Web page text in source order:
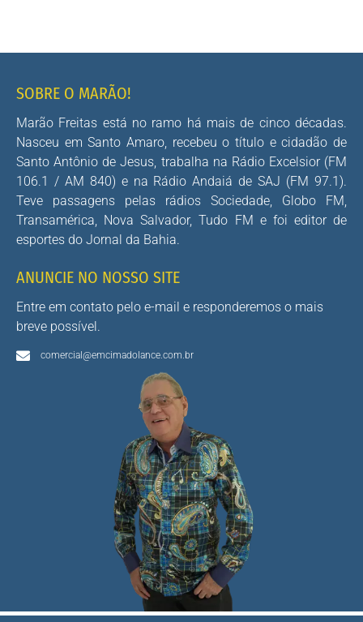
SOBRE O MARÃO!
Marão Freitas está no ramo há mais de cinco décadas.
Nasceu em Santo Amaro, recebeu o título e cidadão de
Santo Antônio de Jesus, trabalha na Rádio Excelsior (FM
106.1 / AM 840) e na Rádio Andaiá de SAJ (FM 97.1).
Teve passagens pelas rádios Sociedade, Globo FM,
Transamérica, Nova Salvador, Tudo FM e foi editor de
esportes do Jornal da Bahia.
ANUNCIE NO NOSSO SITE
Entre em contato pelo e-mail e responderemos o mais
breve possível.
comercial@emcimadolance.com.br